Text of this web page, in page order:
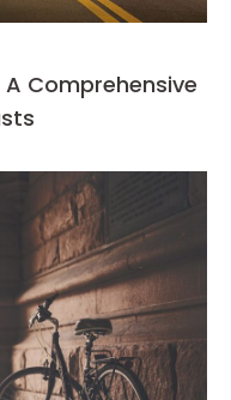
Comprehensive